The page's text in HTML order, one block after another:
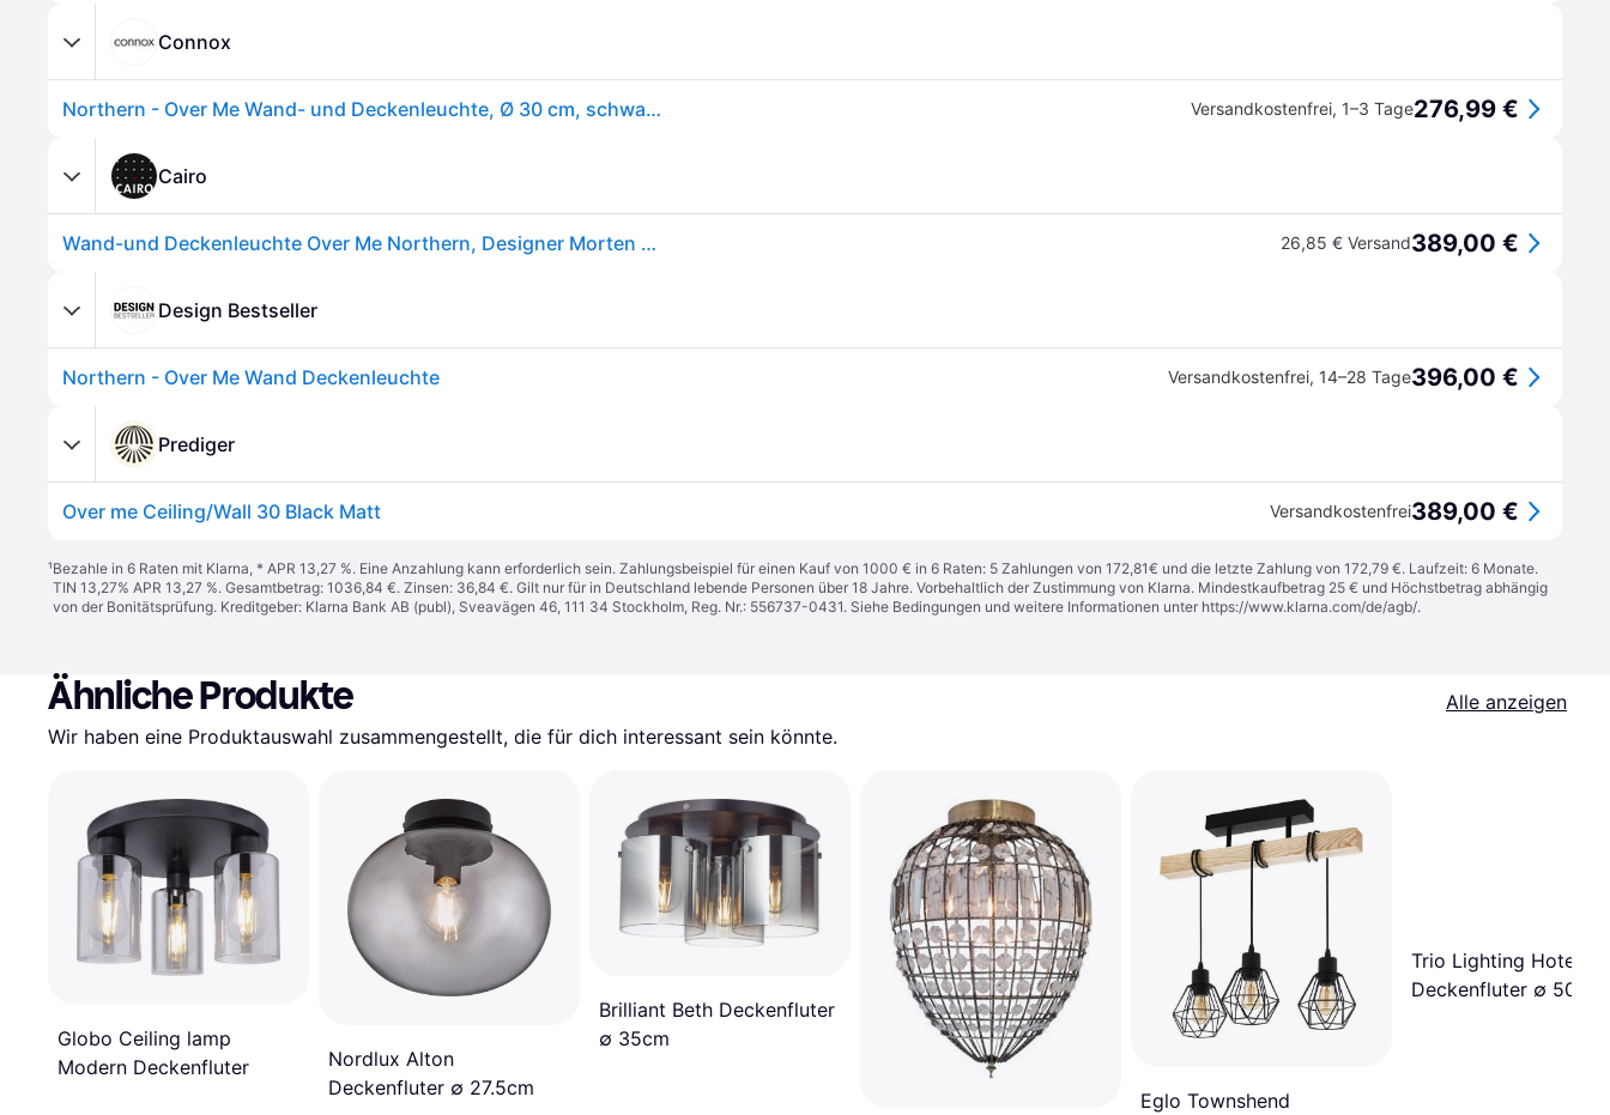
Connox
Northern - Over Me Wand- und Deckenleuchte, Ø 30 cm, schwarz Versandkostenfrei, 1–3 Tage276,99 €
Cairo
Wand-und Deckenleuchte Over Me Northern, Designer Morten & Jonas, 14 cm 26,85 € Versand389,00 €
Design Bestseller
Northern - Over Me Wand Deckenleuchte Versandkostenfrei, 14–28 Tage396,00 €
Prediger
Over me Ceiling/Wall 30 Black Matt Versandkostenfrei389,00 €
¹Bezahle in 6 Raten mit Klarna, * APR 13,27 %. Eine Anzahlung kann erforderlich sein. Zahlungsbeispiel für einen Kauf von 1000 € in 6 Raten: 5 Zahlungen von 172,81€ und die letzte Zahlung von 172,79 €. Laufzeit: 6 Monate.
TIN 13,27% APR 13,27 %. Gesamtbetrag: 1036,84 €. Zinsen: 36,84 €. Gilt nur für in Deutschland lebende Personen über 18 Jahre. Vorbehaltlich der Zustimmung von Klarna. Mindestkaufbetrag 25 € und Höchstbetrag abhängig
von der Bonitätsprüfung. Kreditgeber: Klarna Bank AB (publ), Sveavägen 46, 111 34 Stockholm, Reg. Nr.: 556737-0431. Siehe Bedingungen und weitere Informationen unter https://www.klarna.com/de/agb/.
Ähnliche Produkte
Alle anzeigen
Wir haben eine Produktauswahl zusammengestellt, die für dich interessant sein könnte.
Globo Ceiling lamp
Modern Deckenfluter
Nordlux Alton
Deckenfluter ∅ 27.5cm
Brilliant Beth Deckenfluter
∅ 35cm
Eglo Townshend
Trio Lighting Hotel
Deckenfluter ∅ 50cm